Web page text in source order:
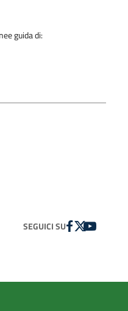
guida di:
SEGUICI SUFACEBOOK
TWITTER
YOUTUBE